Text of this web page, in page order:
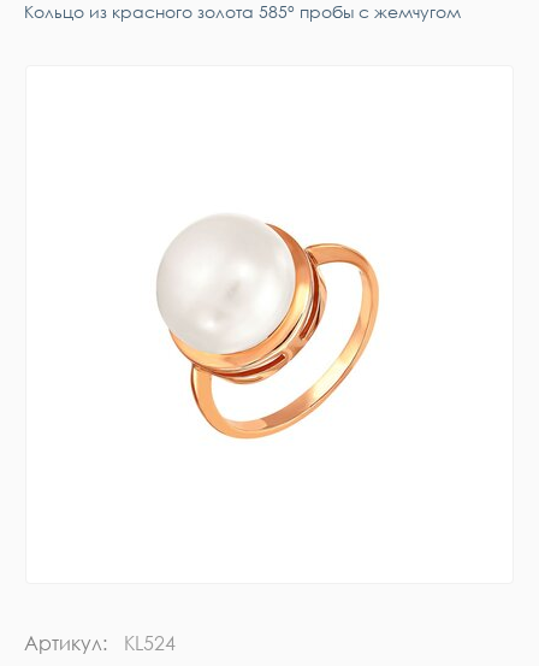
Кольцо из красного золота 585° пробы с жемчугом
Артикул: KL524